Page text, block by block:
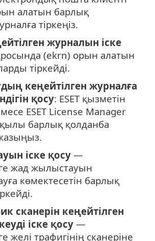
алатын барлық
тіркеңіз.
журналын іске
(ekrn) орын алатын
тіркейді.
кеңейтілген журналға
қосу: ESET қызметін
ESET License Manager
барлық қолданба
іске қосу —
жад жылыстауын
көмектесетін барлық
сканерін кеңейтілген
іске қосу —
желі трафигінің сканеріне